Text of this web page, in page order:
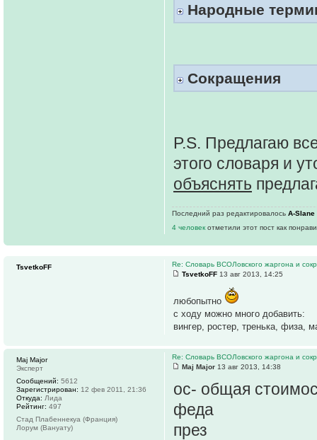
Народные
Сокращения
P.S. Предлагаю
этого словаря и
объяснять
Последний раз редактировалось A-Slane
4 человек отметили этот пост как
Re: Словарь ВСОЛовского жаргона и
TsvetkoFF 13 авг 2013, 14:25
любопытно
с ходу можно много добавить:
вингер, ростер, тренька, физа,
TsvetkoFF
Re: Словарь ВСОЛовского жаргона и
Maj Major 13 авг 2013, 14:38
ос- общая
феда
през
Maj Major
Эксперт
Сообщений: 5612
Зарегистрирован: 12 фев 2011, 21:36
Откуда: Лида
Рейтинг: 497
Стад Плабеннекуа (Франция)
Лорум (Вануату)